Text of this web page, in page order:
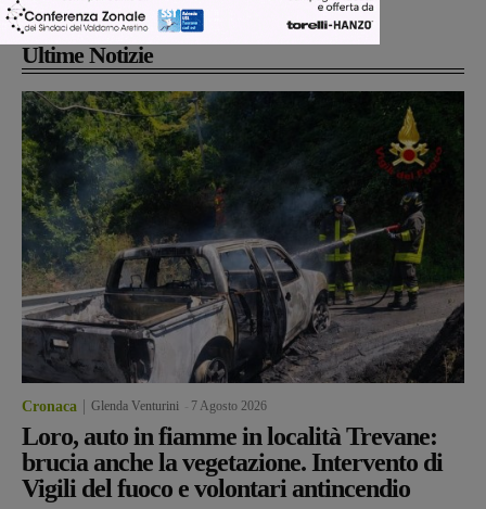
Ultime Notizie
Cronaca Glenda Venturini 7 Agosto 2026
Loro, auto in fiamme in località Trevane:
brucia anche la vegetazione. Intervento di
Vigili del fuoco e volontari antincendio